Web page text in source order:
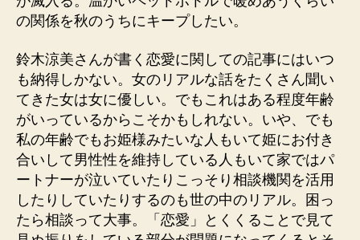
の関係を秋のうちにキープしたい。
鈴木涼美さんが書く恋愛に関しての記事にはいつ
も納得しかない。女のリアルな話をたくさん聞い
てきた女は女に優しい。でもこれはある程度年齢
がいっているからこそかもしれない。いや、でも
私の年齢でもお姫様みたいな人もいて姫にお付き
合いして男性性を維持している人もいて家ではパ
ートナーが泣いていたりこっそり相談機関を活用
したりしていたりするのも世の中のリアル。困っ
たら相談って大事。「恋愛」とくくることで見て